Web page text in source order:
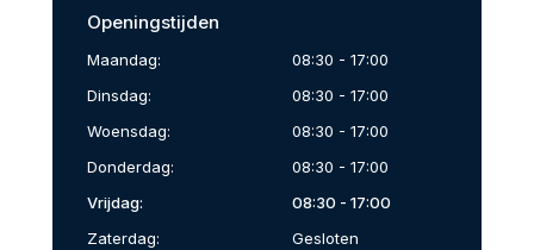
Openingstijden
Maandag:
08:30 - 17:00
Dinsdag:
08:30 - 17:00
Woensdag:
08:30 - 17:00
Donderdag:
08:30 - 17:00
Vrijdag:
08:30 - 17:00
Zaterdag:
Gesloten